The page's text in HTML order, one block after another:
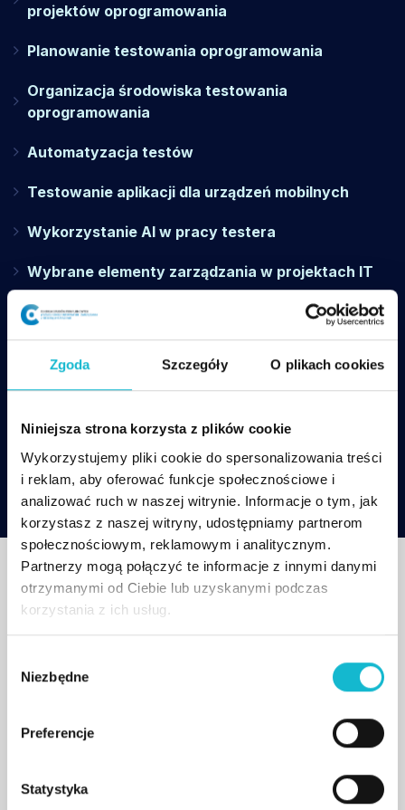
Zgoda Szczegóły O plikach cookies
Niniejsza strona korzysta z plików cookie
Wykorzystujemy pliki cookie do spersonalizowania treści
i reklam, aby oferować funkcje społecznościowe i
analizować ruch w naszej witrynie. Informacje o tym, jak
korzystasz z naszej witryny, udostępniamy partnerom
społecznościowym, reklamowym i analitycznym.
Partnerzy mogą połączyć te informacje z innymi danymi
otrzymanymi od Ciebie lub uzyskanymi podczas
korzystania z ich usług.
Niezbędne
Preferencje
Statystyka
projektów oprogramowania
Planowanie testowania oprogramowania
Organizacja środowiska testowania
oprogramowania
Automatyzacja testów
Testowanie aplikacji dla urządzeń mobilnych
Wykorzystanie AI w pracy testera
Wybrane elementy zarządzania w projektach IT
Podstawy cyberbezpieczeństwa
interesariuszy projektu.
Rozwiń szczegółowy program studiów
OPINIA OPIEKUNA KIERUNKU
Tester
oprogramowania
znajdują się przede wszystkim zajęcia
praktyczne, które wdrażają słuchaczy w praktyczne